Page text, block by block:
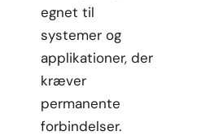
egnet til
systemer og
applikationer, der
kræver
permanente
forbindelser.